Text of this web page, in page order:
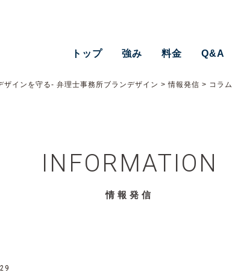
トップ 強み 料金 Q&A
インを守る- 弁理士事務所ブランデザイン >情報発信 > コラム
INFORMATION
情報発信